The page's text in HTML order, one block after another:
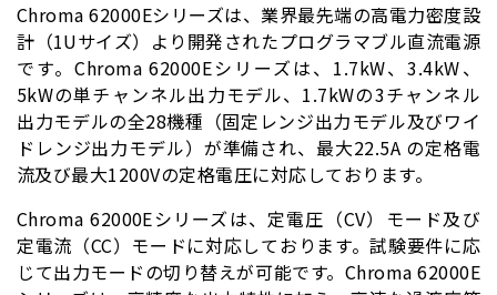
Chroma 62000Eシリーズは、業界最先端の高電力密度設
計（1Uサイズ）より開発されたプログラマブル直流電源
です。Chroma 62000Eシリーズは、1.7kW、3.4kW、
5kWの単チャンネル出力モデル、1.7kWの3チャンネル
出力モデルの全28機種（固定レンジ出力モデル及びワイ
ドレンジ出力モデル）が準備され、最大22.5A の定格電
流及び最大1200Vの定格電圧に対応しております。
Chroma 62000Eシリーズは、定電圧（CV）モード及び
定電流（CC）モードに対応しております。試験要件に応
じて出力モードの切り替えが可能です。Chroma 62000E